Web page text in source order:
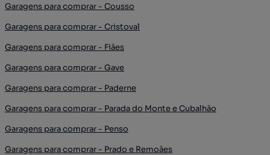
Garagens para comprar - Cousso
Garagens para comprar - Cristoval
Garagens para comprar - Fiães
Garagens para comprar - Gave
Garagens para comprar - Paderne
Garagens para comprar - Parada do Monte e Cubalhão
Garagens para comprar - Penso
Garagens para comprar - Prado e Remoães